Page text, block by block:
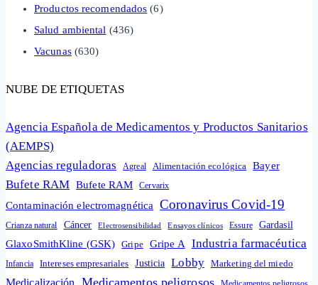
Productos recomendados (6)
Salud ambiental (436)
Vacunas(630)
NUBE DE ETIQUETAS
Agencia Española de Medicamentos y Productos Sanitarios
(AEMPS)
Agencias reguladoras
Agreal Alimentación ecológica Bayer
Bufete RAM Bufete RAM Cervarix
Contaminación electromagnética Coronavirus Covid-19
Crianza natural Cáncer Electrosensibilidad Ensayos clínicos Essure Gardasil
GlaxoSmithKline (GSK) Gripe Gripe A Industria farmacéutica
Infancia Intereses empresariales Justicia Lobby Marketing del miedo
Medicalización Medicamentos peligrosos